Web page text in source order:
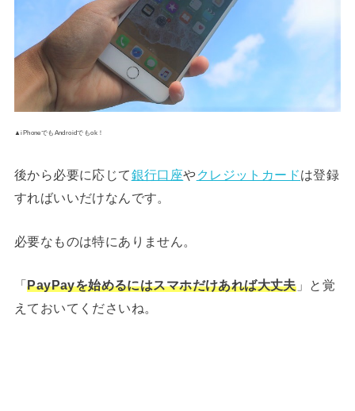
▲iPhoneでもAndroidでもok！
後から必要に応じて銀行口座やクレジットカードは登録
すればいいだけなんです。
必要なものは特にありません。
「PayPayを始めるにはスマホだけあれば大丈夫」と覚
えておいてくださいね。